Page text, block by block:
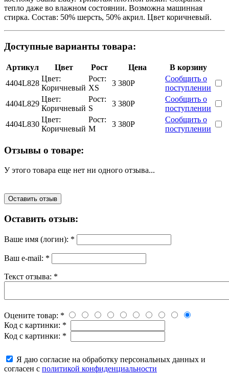
тепло даже во влажном состоянии. Возможна машинная
стирка. Состав: 50% шерсть, 50% акрил. Цвет коричневый.
Доступные варианты товара:
Артикул Цвет Рост Цена
В корзину
4404L828
Цвет:
Коричневый
Рост:
XS
3 380Р
Сообщить о
поступлении
4404L829
Цвет:
Коричневый
Рост:
S
3 380Р
Сообщить о
поступлении
4404L830
Цвет:
Коричневый
Рост:
M
3 380Р
Сообщить о
поступлении
Отзывы о товаре:
У этого товара еще нет ни одного отзыва...
Оставить отзыв
Оставить отзыв:
Ваше имя (логин): *
Ваш e-mail: *
Текст отзыва: *
Оцените товар: *
Код с картинки: *
Код с картинки: *
Я даю согласие на обработку персональных данных и
согласен с политикой конфиденциальности